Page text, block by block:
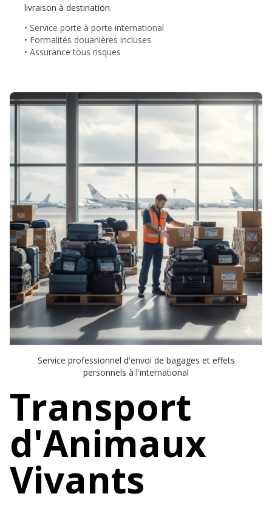
livraison à destination.
• Service porte à porte international
• Formalités douanières incluses
• Assurance tous risques
Service professionnel d'envoi de bagages et effets
personnels à l'international
Transport
d'Animaux
Vivants